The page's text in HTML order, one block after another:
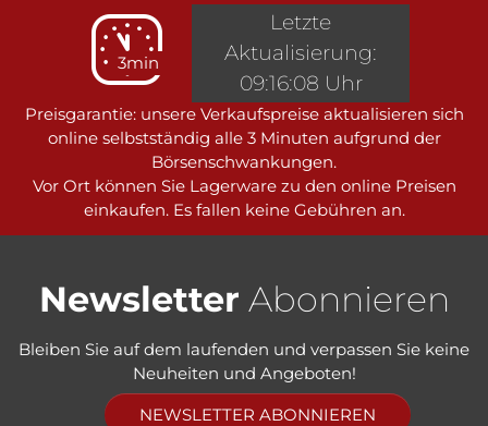
3min
Preisgarantie: unsere Verkaufspreise aktualisieren sich
online selbstständig alle 3 Minuten aufgrund der
Börsenschwankungen.
Vor Ort können Sie Lagerware zu den online Preisen
einkaufen. Es fallen keine Gebühren an.
Letzte
Aktualisierung:
09:16:08 Uhr
Newsletter Abonnieren
Bleiben Sie auf dem laufenden und verpassen Sie keine
Neuheiten und Angeboten!
NEWSLETTER ABONNIEREN